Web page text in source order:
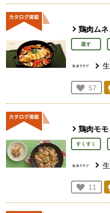
鶏肉ム
蒸す
お気に
57
人が
鶏肉モ
すくすく
お気に
11
人が